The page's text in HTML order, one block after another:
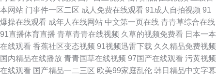
频 推理av福利写真 色污在线观看黄色官网 国产日韩欧美 色欲色吧综合网 丝
袜福利视频在线导航 欧美日韩国产综合另类二区 日韩色图导航 国产在线蝌
蚪啪啪啪 午夜试看一分钟 亚州欧美日韩国产 九一免费色 91人妻视频在线 91
本网站 门事件一区二区 成人免费在线观看 91成人自拍视频 91
爆操在线观看 成年人在线网站 中文第一页在线 青青草综合在线
91直播体育直播 青草青青在线视频 久草的视频免费看 日本一本
在线观看 香蕉社区变态视频 91视频迅雷下载 久久精品免费视频
国内精品在线播放 青青国草在线视频 97国产在线观看 污黄视频
在线观看 国产精品一二三区 欧美99家庭乱伦 韩日精品中文字幕